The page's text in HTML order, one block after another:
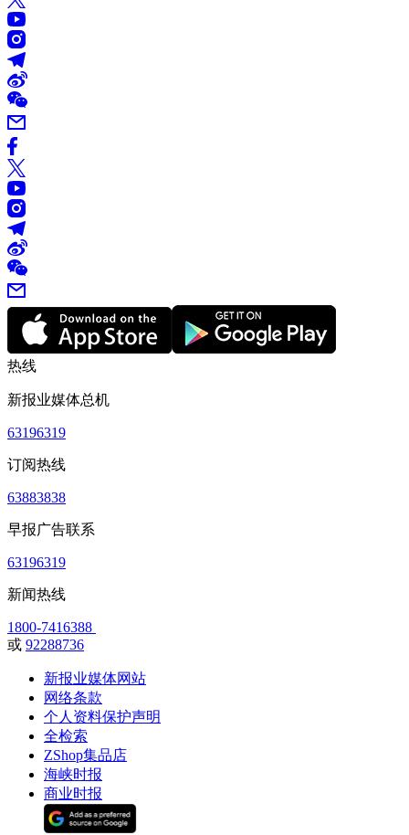
热线
新报业媒体总机
63196319
订阅热线
63883838
早报广告联系
63196319
新闻热线
1800-7416388
或 92288736
新报业媒体网站
网络条款
个人资料保护声明
全检索
ZShop集品店
海峡时报
商业时报